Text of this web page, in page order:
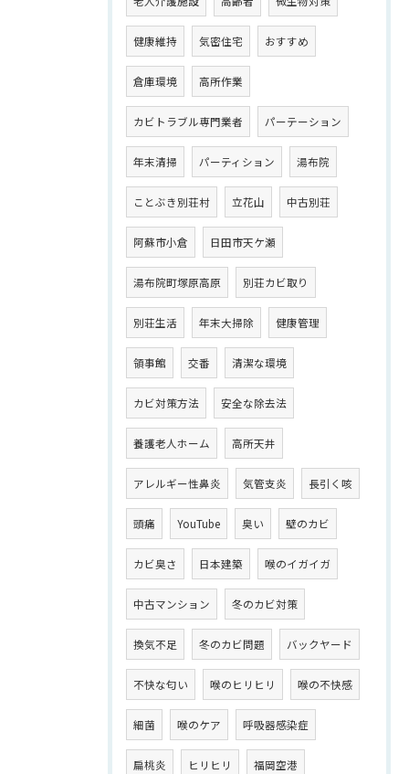
健康維持 気密住宅 おすすめ
倉庫環境 高所作業
カビトラブル専門業者 パーテーション
年末清掃 パーティション 湯布院
ことぶき別荘村 立花山 中古別荘
阿蘇市小倉 日田市天ケ瀬
湯布院町塚原高原 別荘カビ取り
別荘生活 年末大掃除 健康管理
領事館 交番 清潔な環境
カビ対策方法 安全な除去法
養護老人ホーム 高所天井
アレルギー性鼻炎 気管支炎 長引く咳
頭痛 YouTube 臭い 壁のカビ
カビ臭さ 日本建築 喉のイガイガ
中古マンション 冬のカビ対策
換気不足 冬のカビ問題 バックヤード
不快な匂い 喉のヒリヒリ 喉の不快感
細菌 喉のケア 呼吸器感染症
扁桃炎 ヒリヒリ 福岡空港